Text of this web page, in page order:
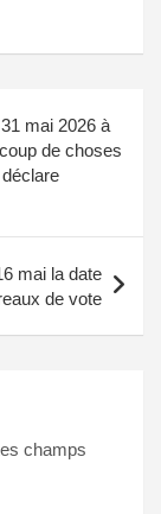
mai 2026 à
de choses
mai la date
de vote
champs